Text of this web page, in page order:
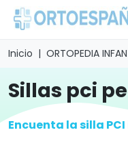
Inicio ORTOPEDIA
sillas pci
Encuenta la silla